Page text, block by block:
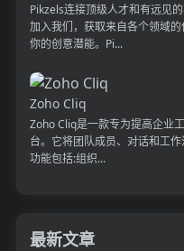
Pikzels连接顶级人才和有远见
加入我们，获取来自各个领域
你的创意潜能。Pi...
Zoho Cliq
Zoho Cliq是一款专为提高企业
台。它将团队成员、对话和工
功能包括:组织...
最新文章